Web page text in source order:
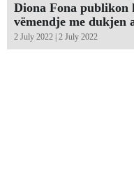
Diona Fona publikon
vëmendje me dukjen
2 July 2022 | 2 July 2022